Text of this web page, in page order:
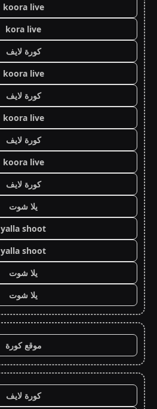
koora live
kora live
كورة لايف
koora live
كورة لايف
koora live
كورة لايف
koora live
كورة لايف
يلا شوت
yalla shoot
yalla shoot
يلا شوت
يلا شوت
موقع كورة
كورة لايف